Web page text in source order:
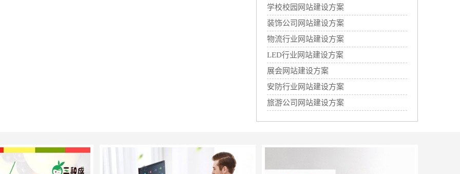
学校校园网站建设方案
装饰公司网站建设方案
物流行业网站建设方案
LED行业网站建设方案
展会网站建设方案
安防行业网站建设方案
旅游公司网站建设方案